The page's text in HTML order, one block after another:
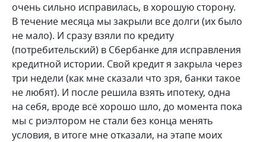
очень сильно исправилась, в хорошую сторону.
В течение месяца мы закрыли все долги (их было
не мало). И сразу взяли по кредиту
(потребительский) в Сбербанке для исправления
кредитной истории. Свой кредит я закрыла через
три недели (как мне сказали что зря, банки такое
не любят). И после решила взять ипотеку, одна
на себя, вроде всё хорошо шло, до момента пока
мы с риэлтором не стали без конца менять
условия, в итоге мне отказали, на этапе моих